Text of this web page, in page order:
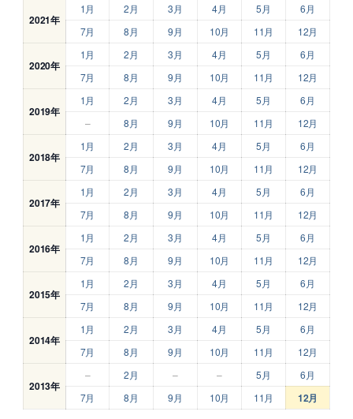
2021年
1月 2月 3月 4月 5月
6月
7月
8月 9月 10月 11月 12月
2020年
1月 2月 3月 4月 5月
6月
7月
8月 9月 10月 11月 12月
2019年
1月 2月 3月 4月 5月
6月
–
8月 9月 10月 11月 12月
2018年
1月 2月 3月 4月 5月
6月
7月
8月 9月 10月 11月 12月
2017年
1月 2月 3月 4月 5月
6月
7月
8月 9月 10月 11月 12月
2016年
1月 2月 3月 4月 5月
6月
7月
8月 9月 10月 11月 12月
2015年
1月 2月 3月 4月 5月
6月
7月
8月 9月 10月 11月 12月
2014年
1月 2月 3月 4月 5月
6月
7月
8月 9月 10月 11月 12月
2013年
– 2月 – – 5月
6月
7月
8月 9月 10月 11月 12月